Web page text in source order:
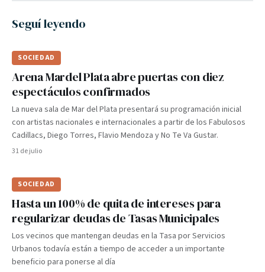
Seguí leyendo
SOCIEDAD
Arena Mardel Plata abre puertas con diez
espectáculos confirmados
La nueva sala de Mar del Plata presentará su programación inicial
con artistas nacionales e internacionales a partir de los Fabulosos
Cadillacs, Diego Torres, Flavio Mendoza y No Te Va Gustar.
31 de julio
SOCIEDAD
Hasta un 100% de quita de intereses para
regularizar deudas de Tasas Municipales
Los vecinos que mantengan deudas en la Tasa por Servicios
Urbanos todavía están a tiempo de acceder a un importante
beneficio para ponerse al día